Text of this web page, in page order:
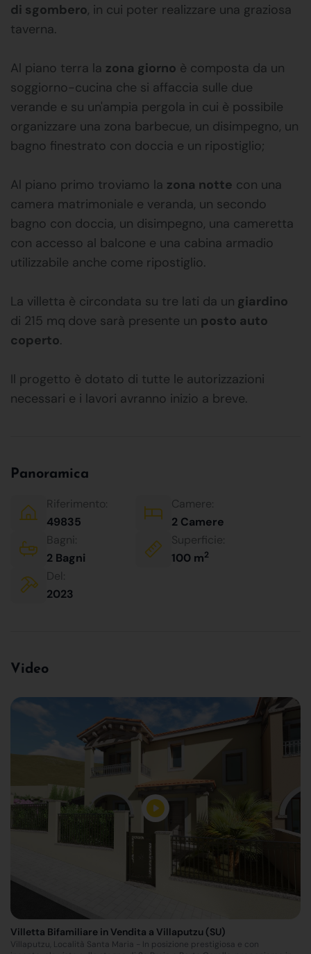
di sgombero, in cui poter realizzare una graziosa
taverna.
Al piano terra la zona giorno è composta da un
soggiorno-cucina che si affaccia sulle due
verande e su un'ampia pergola in cui è possibile
organizzare una zona barbecue, un disimpegno, un
bagno finestrato con doccia e un ripostiglio;
Al piano primo troviamo la zona notte con una
camera matrimoniale e veranda, un secondo
bagno con doccia, un disimpegno, una cameretta
con accesso al balcone e una cabina armadio
utilizzabile anche come ripostiglio.
La villetta è circondata su tre lati da un giardino
di 215 mq dove sarà presente un posto auto
coperto.
Il progetto è dotato di tutte le autorizzazioni
necessari e i lavori avranno inizio a breve.
Panoramica
Riferimento:
49835
Camere:
2 Camere
Bagni:
2 Bagni
Superficie:
100 m2
Del:
2023
Video
Villetta Bifamiliare in Vendita a Villaputzu (SU)
Villaputzu, Località Santa Maria - In posizione prestigiosa e con